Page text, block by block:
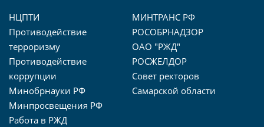
НЦПТИ
Противодействие
терроризму
Противодействие
коррупции
Минобрнауки РФ
Минпросвещения РФ
Работа в РЖД
МИНТРАНС РФ
РОСОБРНАДЗОР
ОАО "РЖД"
РОСЖЕЛДОР
Совет ректоров
Самарской области